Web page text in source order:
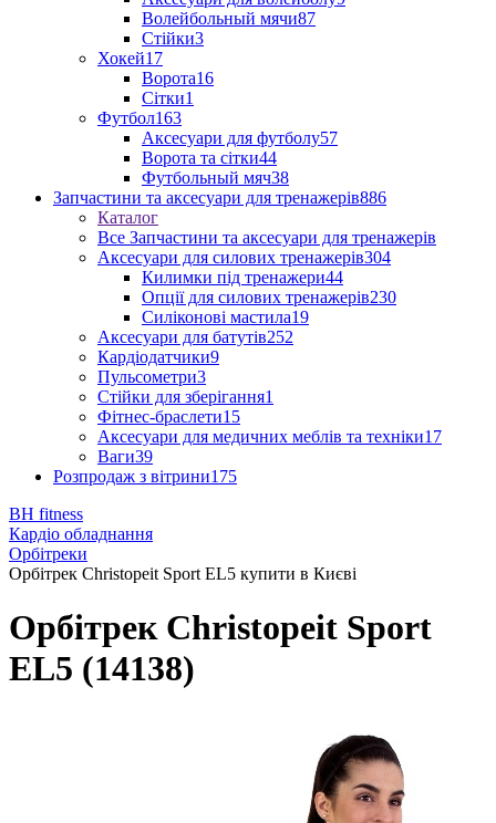
Волейбольный мячи87
Стійки3
Хокей17
Ворота16
Сітки1
Футбол163
Аксесуари для футболу57
Ворота та сітки44
Футбольный мяч38
Запчастини та аксесуари для тренажерів886
Каталог
Все Запчастини та аксесуари для тренажерів
Аксесуари для силових тренажерів304
Килимки під тренажери44
Опції для силових тренажерів230
Силіконові мастила19
Аксесуари для батутів252
Кардіодатчики9
Пульсометри3
Стійки для зберігання1
Фітнес-браслети15
Аксесуари для медичних меблів та техніки17
Ваги39
Розпродаж з вітрини175
BH fitness
Кардіо обладнання
Орбітреки
Орбітрек Christopeit Sport EL5 купити в Києві
Орбітрек Christopeit Sport
EL5 (14138)